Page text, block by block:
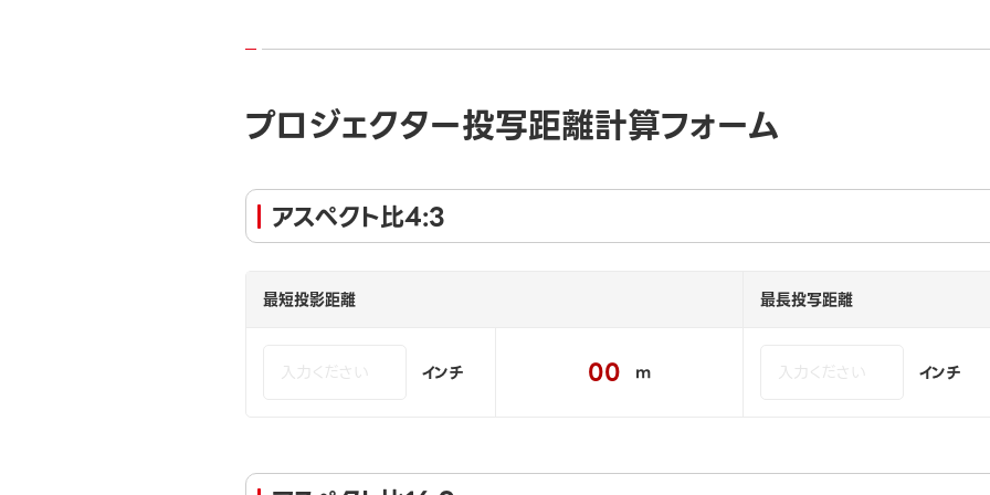
プロジェクター投写距離計算フォーム
アスペクト比4:3
最短投影距離
インチ 00 m
最長投写距離
インチ